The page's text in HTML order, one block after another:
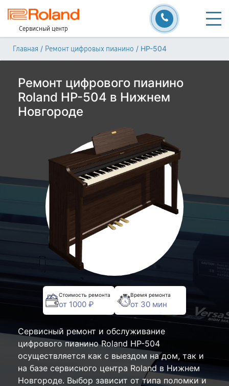
Сервисный центр
Главная / Ремонт цифровых пианино / HP-504
Ремонт цифрового пианино
Roland HP-504 в Нижнем
Новгороде
Стоимость ремонта
от 1000 ₽
Время ремонта
от 30 мин
Сервисный ремонт и обслуживание
цифрового пианино Roland HP-504
осуществляется как с выездом на дом, так и
на базе сервисного центра Roland в Нижнем
Новгороде. Выбор зависит от типа поломки и